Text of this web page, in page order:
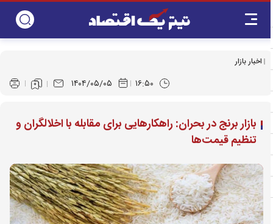
اخبار بازار
۱۴۰۴/۰۵/۰۵ ۱۶:۵۰
بازار برنج در بحران: راهکارهایی برای مقابله با اخلالگران و
تنظیم قیمت‌ها